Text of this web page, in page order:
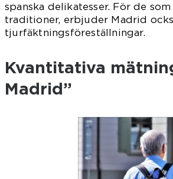
spanska delikatesser. För de
traditioner, erbjuder Madrid
tjurfäktningsföreställningar.
Kvantitativa
Madrid”